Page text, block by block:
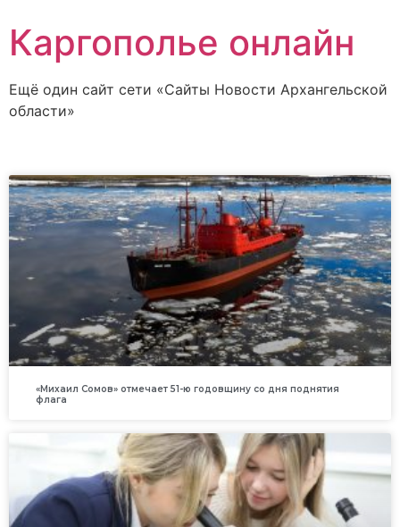
Каргополье онлайн
Ещё один сайт сети «Сайты Новости Архангельской
области»
«Михаил Сомов» отмечает 51-ю годовщину со дня поднятия
флага